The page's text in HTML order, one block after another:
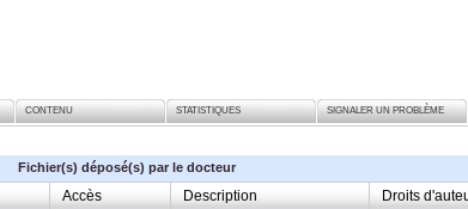
CONTENU STATISTIQUES SIGNALER UN PROBLÈME
Fichier(s) déposé(s) par le docteur
Accès Description Droits